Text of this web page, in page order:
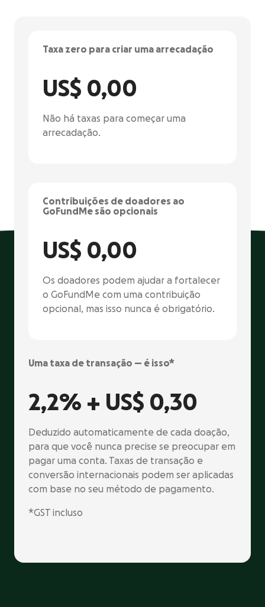
Taxa zero para criar uma arrecadação
US$ 0,00
Não há taxas para começar uma
arrecadação.
Contribuições de doadores ao
GoFundMe são opcionais
US$ 0,00
Os doadores podem ajudar a fortalecer
o GoFundMe com uma contribuição
opcional, mas isso nunca é obrigatório.
Uma taxa de transação — é isso*
2,2% + US$ 0,30
Deduzido automaticamente de cada doação,
para que você nunca precise se preocupar em
pagar uma conta. Taxas de transação e
conversão internacionais podem ser aplicadas
com base no seu método de pagamento.
*GST incluso